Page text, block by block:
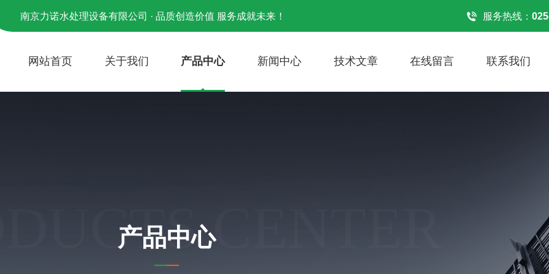
南京力诺水处理设备有限公司 · 品质创造价值 服务成就未来！ 服务热线：
网站首页 关于我们 产品中心 新闻中心 技术文章 在线留言 联系我们
CENTER
产品中心